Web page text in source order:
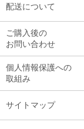
配送について
ご購入後の
お問い合わせ
個人情報保護への
取組み
サイトマップ